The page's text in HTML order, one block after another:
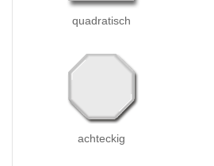
quadratisch
achteckig